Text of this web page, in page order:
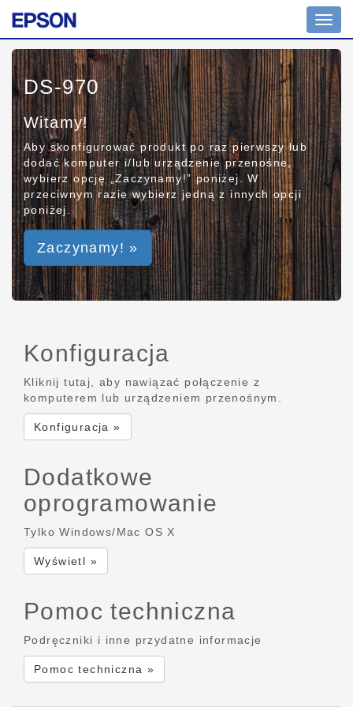
DS-970
Witamy!
Aby skonfigurować produkt po raz pierwszy lub
dodać komputer i/lub urządzenie przenośne,
wybierz opcję „Zaczynamy!” poniżej. W
przeciwnym razie wybierz jedną z innych opcji
poniżej.
Zaczynamy! »
Konfiguracja
Kliknij tutaj, aby nawiązać połączenie z
komputerem lub urządzeniem przenośnym.
Konfiguracja »
Dodatkowe
oprogramowanie
Tylko Windows/Mac OS X
Wyświetl »
Pomoc techniczna
Podręczniki i inne przydatne informacje
Pomoc techniczna »